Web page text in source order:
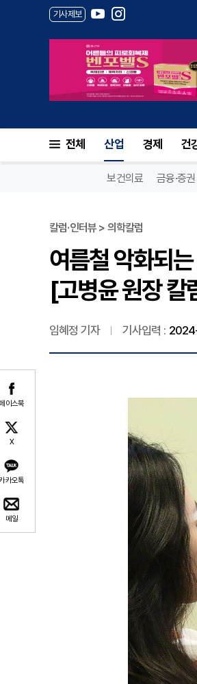
기사제보
전체 산업 경제 건
보건의료 금융·증권
이스북
X
카오톡
메일
칼럼·인터뷰 > 의학칼럼
여름철 악화되
[고병윤 원장 칼
임혜정 기자 기사입력 :